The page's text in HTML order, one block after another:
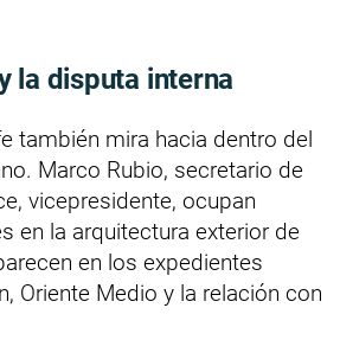
la disputa interna
también mira hacia dentro del
Marco Rubio, secretario de
vicepresidente, ocupan
en la arquitectura exterior de
en los expedientes
Oriente Medio y la relación con